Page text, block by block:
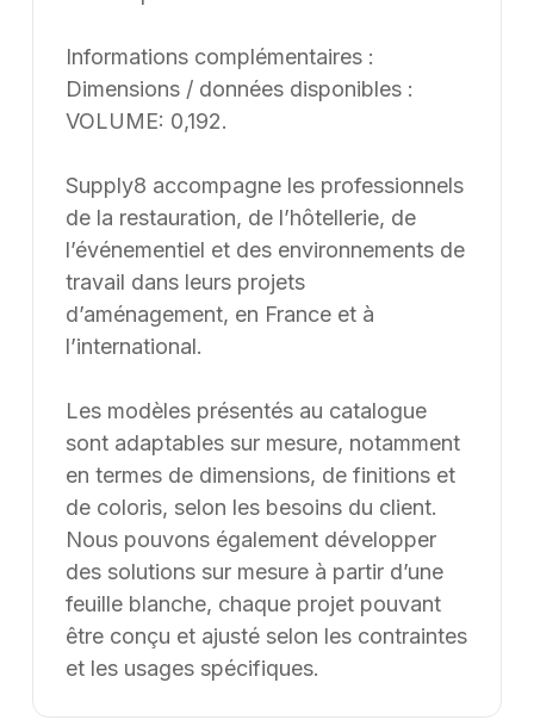
Informations complémentaires :
Dimensions / données disponibles :
VOLUME: 0,192.
Supply8 accompagne les professionnels
de la restauration, de l’hôtellerie, de
l’événementiel et des environnements de
travail dans leurs projets
d’aménagement, en France et à
l’international.
Les modèles présentés au catalogue
sont adaptables sur mesure, notamment
en termes de dimensions, de finitions et
de coloris, selon les besoins du client.
Nous pouvons également développer
des solutions sur mesure à partir d’une
feuille blanche, chaque projet pouvant
être conçu et ajusté selon les contraintes
et les usages spécifiques.